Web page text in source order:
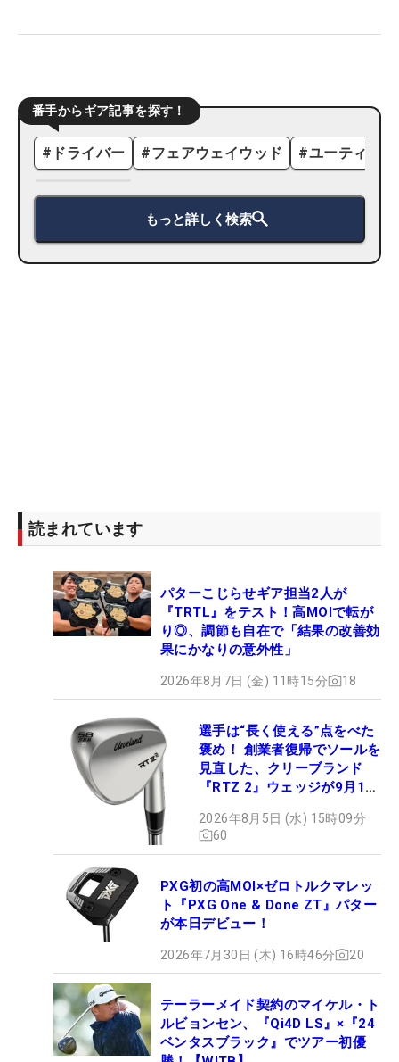
番手からギア記事を探す！
# ドライバー #フェアウェイウッド #ユーティリ
もっと詳しく検索
読まれています
パターこじらせギア担当2人が
『TRTL』をテスト！高MOIで転が
り◎、調節も自在で「結果の改善効
果にかなりの意外性」
2026年8月7日 (金) 11時15分 18
選手は“長く使える”点をべた
褒め！ 創業者復帰でソールを
見直した、クリーブランド
『RTZ 2』ウェッジが9月12
2026年8月5日 (水) 15時09分
60
PXG初の高MOI×ゼロトルクマレッ
ト『PXG One & Done ZT』パター
が本日デビュー！
2026年7月30日 (木) 16時46分 20
テーラーメイド契約のマイケル・ト
ルビョンセン、『Qi4D LS』×『24
ベンタスブラック』でツアー初優